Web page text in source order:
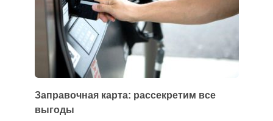
Заправочная карта: рассекретим все
выгоды